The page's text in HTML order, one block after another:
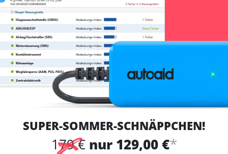
SUPER-SOMMER-SCHNÄPPCHEN!
179 € nur 129,00 €*